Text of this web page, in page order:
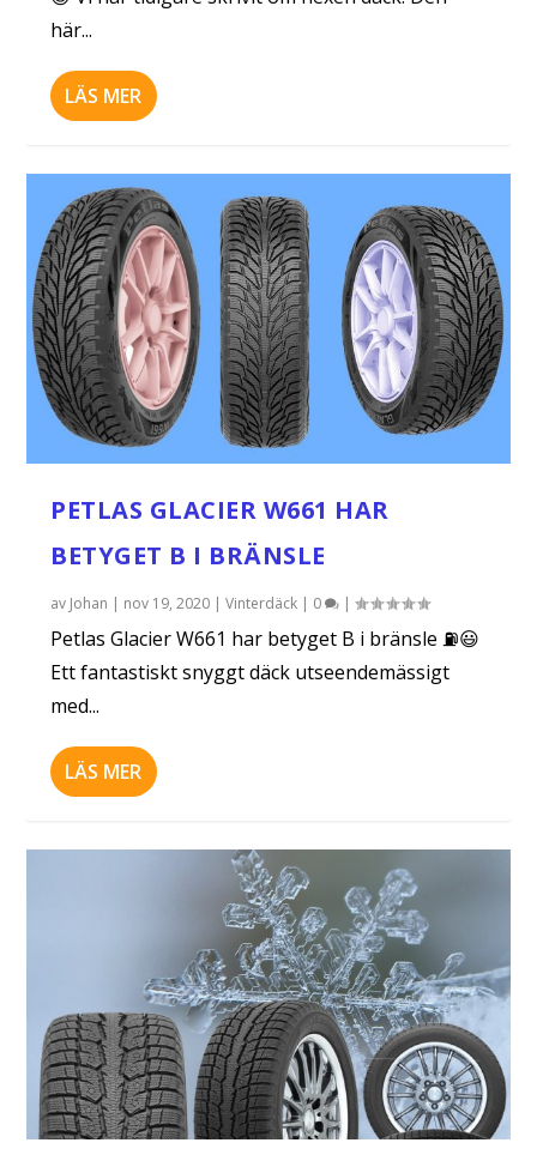
här...
LÄS MER
PETLAS GLACIER W661 HAR
BETYGET B I BRÄNSLE
av Johan | nov 19, 2020 |Vinterdäck | 0 |
​Petlas Glacier W661 har betyget B i bränsle ⛽😃
Ett fantastiskt snyggt däck utseendemässigt
med...
LÄS MER